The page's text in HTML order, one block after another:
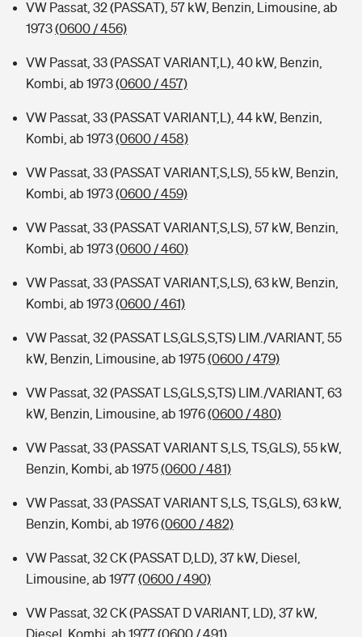
VW Passat, 32 (PASSAT), 57 kW, Benzin, Limousine, ab
1973(0600 / 456)
VW Passat, 33 (PASSAT VARIANT,L), 40 kW, Benzin,
Kombi, ab 1973(0600 / 457)
VW Passat, 33 (PASSAT VARIANT,L), 44 kW, Benzin,
Kombi, ab 1973(0600 / 458)
VW Passat, 33 (PASSAT VARIANT,S,LS), 55 kW, Benzin,
Kombi, ab 1973(0600 / 459)
VW Passat, 33 (PASSAT VARIANT,S,LS), 57 kW, Benzin,
Kombi, ab 1973(0600 / 460)
VW Passat, 33 (PASSAT VARIANT,S,LS), 63 kW, Benzin,
Kombi, ab 1973(0600 / 461)
VW Passat, 32 (PASSAT LS,GLS,S,TS) LIM./VARIANT, 55
kW, Benzin, Limousine, ab 1975(0600 / 479)
VW Passat, 32 (PASSAT LS,GLS,S,TS) LIM./VARIANT, 63
kW, Benzin, Limousine, ab 1976(0600 / 480)
VW Passat, 33 (PASSAT VARIANT S,LS, TS,GLS), 55 kW,
Benzin, Kombi, ab 1975(0600 / 481)
VW Passat, 33 (PASSAT VARIANT S,LS, TS,GLS), 63 kW,
Benzin, Kombi, ab 1976(0600 / 482)
VW Passat, 32 CK (PASSAT D,LD), 37 kW, Diesel,
Limousine, ab 1977(0600 / 490)
VW Passat, 32 CK (PASSAT D VARIANT, LD), 37 kW,
Diesel, Kombi, ab 1977(0600 / 491)